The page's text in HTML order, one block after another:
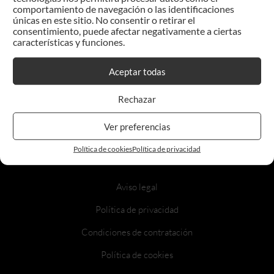
comportamiento de navegación o las identificaciones
únicas en este sitio. No consentir o retirar el
consentimiento, puede afectar negativamente a ciertas
características y funciones.
Aceptar todas
Rechazar
Ver preferencias
Política de cookiesPolítica de privacidad
GRUPO ADVISER
Aviso legal
Política de privacidad
Condiciones de contratación
Política de cookies